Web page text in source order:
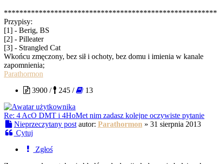
Przypisy:
[1] - Berig, BS
[2] - Pilleater
[3] - Strangled Cat
Wkońcu zmęczony, bez sił i ochoty, bez domu i imienia w kanale
zapomnienia;
Parathormon
3900 /
245 / 13
Re: 4 AcO DMT i 4HoMet nim zadasz kolejne oczywiste pytanie
Nieprzeczytany post autor: Parathormon » 31 sierpnia 2013
Cytuj
Zgłoś